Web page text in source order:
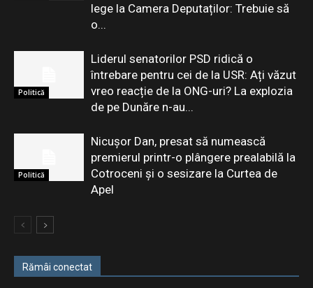
lege la Camera Deputaților: Trebuie să
o...
Politică
Liderul senatorilor PSD ridică o
întrebare pentru cei de la USR: Ați văzut
vreo reacție de la ONG-uri? La explozia
de pe Dunăre n-au...
Politică
Nicușor Dan, presat să numească
premierul printr-o plângere prealabilă la
Cotroceni și o sesizare la Curtea de
Apel
Rămâi conectat